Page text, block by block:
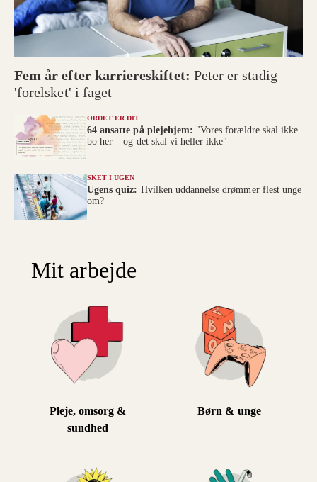
Fem år efter karriereskiftet: Peter er stadig
'forelsket' i faget
ORDET ER DIT
64 ansatte på plejehjem: "Vores forældre skal ikke
bo her – og det skal vi heller ikke"
SKET I UGEN
Ugens quiz: Hvilken uddannelse drømmer flest unge
om?
Mit arbejde
Pleje, omsorg &
sundhed
Børn & unge